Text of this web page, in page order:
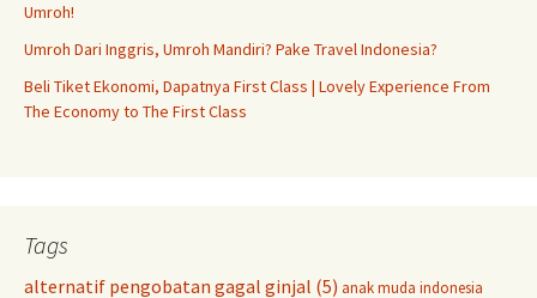
Umroh!
Umroh Dari Inggris, Umroh Mandiri? Pake Travel Indonesia?
Beli Tiket Ekonomi, Dapatnya First Class | Lovely Experience From
The Economy to The First Class
Tags
alternatif pengobatan gagal ginjal (5) anak muda indonesia